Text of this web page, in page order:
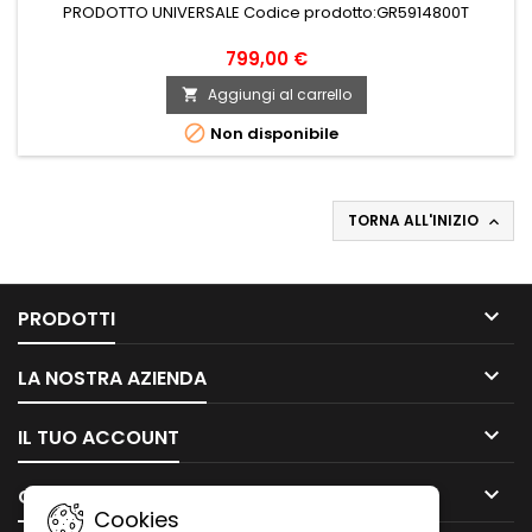
PRODOTTO UNIVERSALE Codice prodotto:GR5914800T
799,00 €
 Aggiungi al carrello
 Non disponibile
TORNA ALL'INIZIO 
PRODOTTI 
LA NOSTRA AZIENDA 
IL TUO ACCOUNT 
CONTATTO 
Cookies